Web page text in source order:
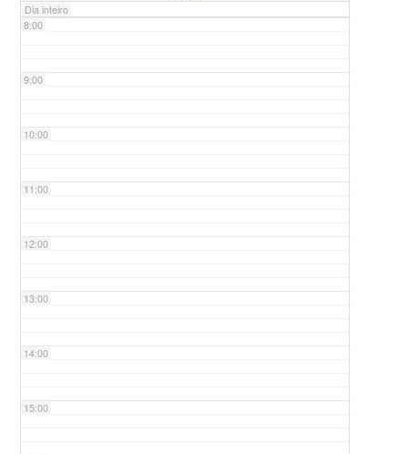
Dia inteiro
8:00
9:00
10:00
11:00
12:00
13:00
14:00
15:00